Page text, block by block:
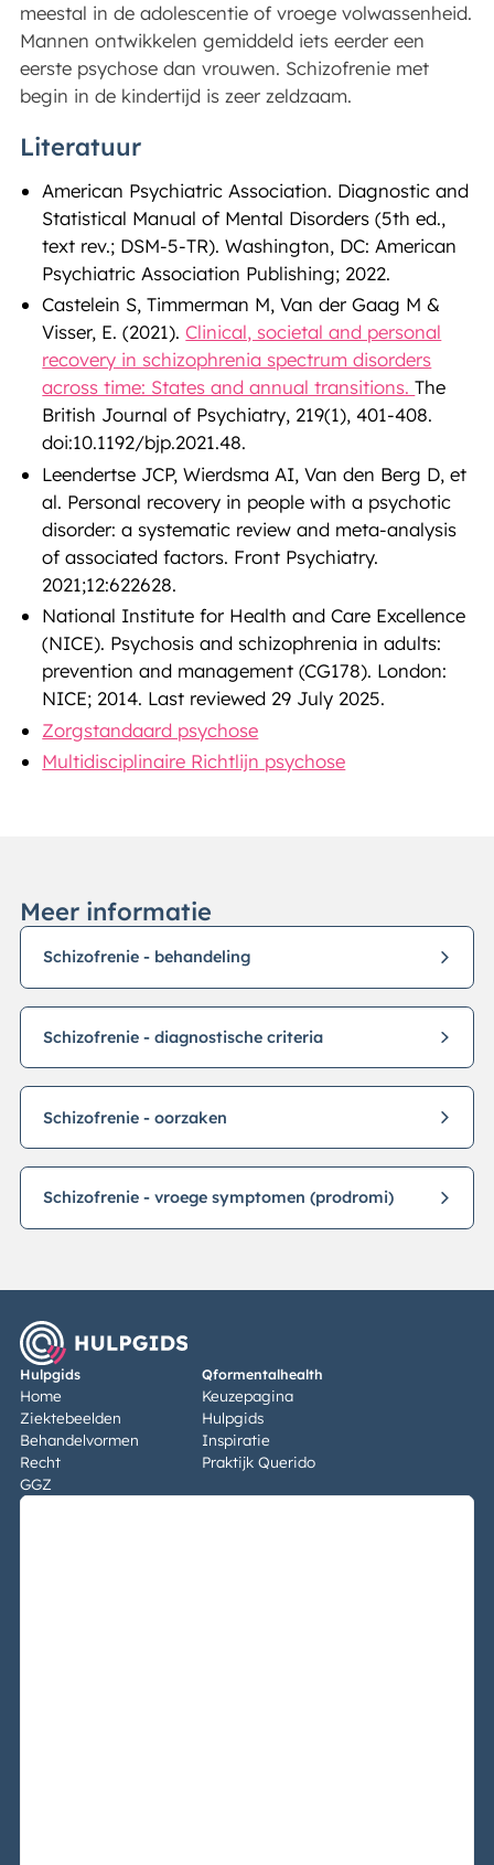
meestal in de adolescentie of vroege volwassenheid.
Mannen ontwikkelen gemiddeld iets eerder een
eerste psychose dan vrouwen. Schizofrenie met
begin in de kindertijd is zeer zeldzaam.
Literatuur
American Psychiatric Association. Diagnostic and
Statistical Manual of Mental Disorders (5th ed.,
text rev.; DSM-5-TR). Washington, DC: American
Psychiatric Association Publishing; 2022.
Castelein S, Timmerman M, Van der Gaag M &
Visser, E. (2021).Clinical, societal and personal
recovery in schizophrenia spectrum disorders
across time: States and annual transitions.The
British Journal of Psychiatry, 219(1), 401-408.
doi:10.1192/bjp.2021.48.
Leendertse JCP, Wierdsma AI, Van den Berg D, et
al. Personal recovery in people with a psychotic
disorder: a systematic review and meta-analysis
of associated factors. Front Psychiatry.
2021;12:622628.
National Institute for Health and Care Excellence
(NICE). Psychosis and schizophrenia in adults:
prevention and management (CG178). London:
NICE; 2014. Last reviewed 29 July 2025.
Zorgstandaard psychose
Multidisciplinaire Richtlijn psychose
Meer informatie
Schizofrenie - behandeling
Schizofrenie - diagnostische criteria
Schizofrenie - oorzaken
Schizofrenie - vroege symptomen (prodromi)
Hulpgids
Home
Ziektebeelden
Behandelvormen
Recht
GGZ
Qformentalhealth
Keuzepagina
Hulpgids
Inspiratie
Praktijk Querido